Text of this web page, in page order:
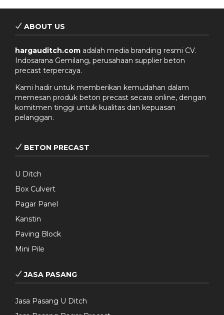
ABOUT US
hargauditch.com adalah media branding resmi CV.
Indosarana Gemilang, perusahaan supplier beton
precast terpercaya.
Kami hadir untuk memberikan kemudahan dalam
memesan produk beton precast secara online, dengan
komitmen tinggi untuk kualitas dan kepuasan
pelanggan.
BETON PRECAST
U Ditch
Box Culvert
Pagar Panel
Kanstin
Paving Block
Mini Pile
JASA PASANG
Jasa Pasang U Ditch